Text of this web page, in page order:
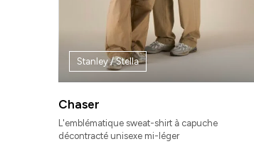
Stanley / Stella
Chaser
L'emblématique sweat-shirt à capuche
décontracté unisexe mi-léger